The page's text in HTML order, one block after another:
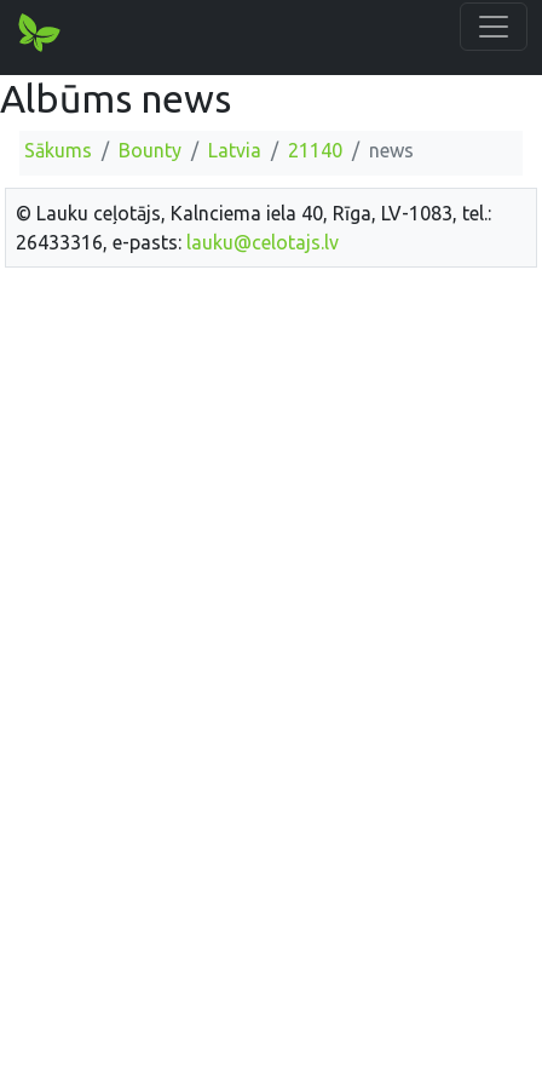
Albūms news
Sākums Bounty Latvia 21140 news
© Lauku ceļotājs, Kalnciema iela 40, Rīga, LV-1083, tel.:
26433316, e-pasts: lauku@celotajs.lv